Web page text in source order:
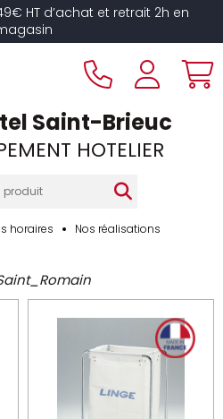
HT d’achat et retrait 2h en
Saint-Brieuc
HOTELIER
horaires Nos réalisations